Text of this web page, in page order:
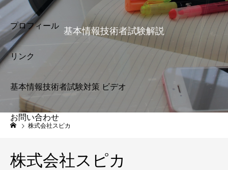
プロフィール
リンク
基本情報技術者試験対策 ビデオ
お問い合わせ
基本情報技術者試験
基本情報技術者試験解説
株式会社スピカ
株式会社スピカ